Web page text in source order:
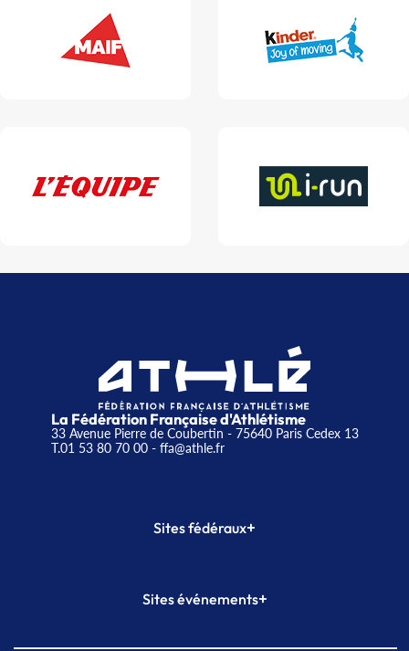
La Fédération Française d'Athlétisme
33 Avenue Pierre de Coubertin - 75640 Paris Cedex 13
T.01 53 80 70 00- ffa@athle.fr
Sites fédéraux+
Plateforme Formation
Sites événements+